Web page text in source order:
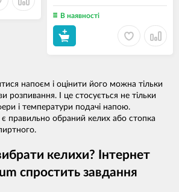
В наявності
напоєм і оцінити його можна тільки
розпивання. І це стосується не тільки
і температури подачі напою.
правильно обраний келих або стопка
келихи? Інтернет
спростить завдання